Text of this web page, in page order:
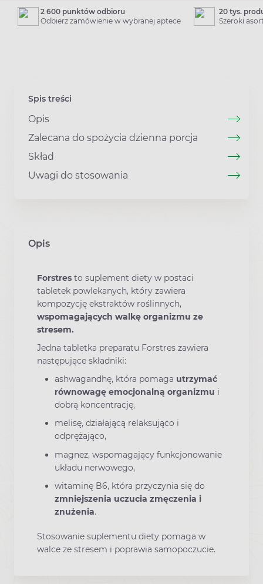
2 600 punktów odbioru
Odbierz zamówienie w wybranej aptece
20 tys.
Szeroki
Spis treści
Opis
Zalecana do spożycia dzienna porcja
Skład
Uwagi do stosowania
Opis
Forstres to suplement diety w postaci
tabletek powlekanych, który zawiera
kompozycję ekstraktów roślinnych,
wspomagających walkę organizmu ze
stresem.
Jedna tabletka preparatu Forstres zawiera
następujące składniki:
ashwagandhę, która pomaga utrzymać
równowagę emocjonalną organizmu i
dobrą koncentrację,
melisę, działającą relaksująco i
odprężająco,
magnez, wspomagający funkcjonowanie
układu nerwowego,
witaminę B6, która przyczynia się do
zmniejszenia uczucia zmęczenia i
znużenia.
Stosowanie suplementu diety pomaga w
walce ze stresem i poprawia samopoczucie.